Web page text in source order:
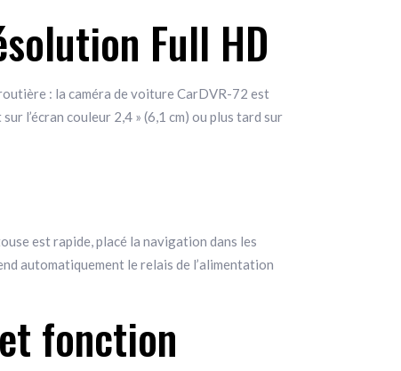
Full HD
: la caméra de voiture CarDVR-72 est
l’écran couleur 2,4 » (6,1 cm) ou plus tard sur
est rapide, placé la navigation dans les
automatiquement le relais de l’alimentation
fonction